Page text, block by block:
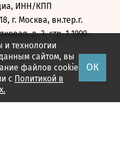
технологии
сайтом, вы
файлов cookie
с Политикой в
ОК
ИНН/КПП
г. Москва, вн.тер.г.
д. 3, стр. 1 1999—